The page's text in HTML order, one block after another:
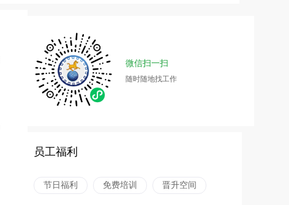
微信扫一扫
随时随地找工作
员工福利
节日福利 免费培训 晋升空间